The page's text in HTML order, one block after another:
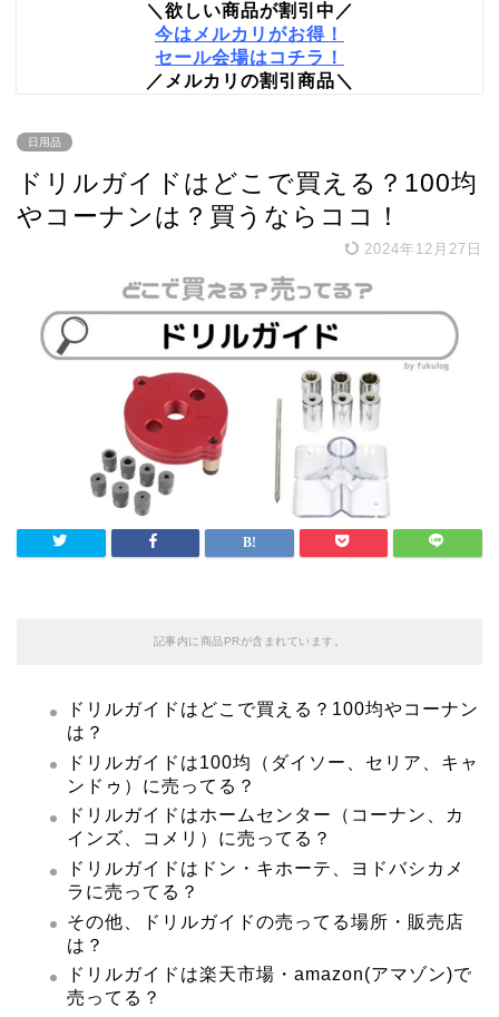
＼欲しい商品が割引中／
今はメルカリがお得！
セール会場はコチラ！
／メルカリの割引商品＼
日用品
ドリルガイドはどこで買える？100均
やコーナンは？買うならココ！
2024年12月27日
記事内に商品PRが含まれています。
ドリルガイドはどこで買える？100均やコーナン
は？
ドリルガイドは100均（ダイソー、セリア、キャ
ンドゥ）に売ってる？
ドリルガイドはホームセンター（コーナン、カ
インズ、コメリ）に売ってる？
ドリルガイドはドン・キホーテ、ヨドバシカメ
ラに売ってる？
その他、ドリルガイドの売ってる場所・販売店
は？
ドリルガイドは楽天市場・amazon(アマゾン)で
売ってる？